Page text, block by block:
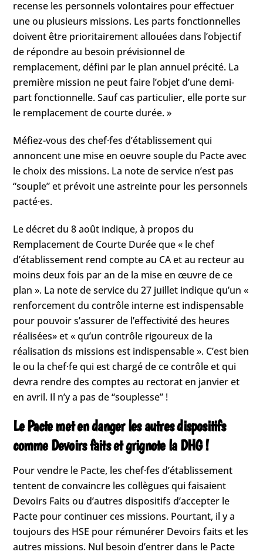
recense les personnels volontaires pour effectuer
une ou plusieurs missions. Les parts fonctionnelles
doivent être prioritairement allouées dans l’objectif
de répondre au besoin prévisionnel de
remplacement, défini par le plan annuel précité. La
première mission ne peut faire l’objet d’une demi-
part fonctionnelle. Sauf cas particulier, elle porte sur
le remplacement de courte durée. »
Méfiez-vous des chef·fes d’établissement qui
annoncent une mise en oeuvre souple du Pacte avec
le choix des missions. La note de service n’est pas
“souple” et prévoit une astreinte pour les personnels
pacté·es.
Le décret du 8 août indique, à propos du
Remplacement de Courte Durée que « le chef
d’établissement rend compte au CA et au recteur au
moins deux fois par an de la mise en œuvre de ce
plan ». La note de service du 27 juillet indique qu’un «
renforcement du contrôle interne est indispensable
pour pouvoir s’assurer de l’effectivité des heures
réalisées» et « qu’un contrôle rigoureux de la
réalisation ds missions est indispensable ». C’est bien
le ou la chef·fe qui est chargé de ce contrôle et qui
devra rendre des comptes au rectorat en janvier et
en avril. Il n’y a pas de “souplesse” !
Le Pacte met en danger les autres dispositifs
comme Devoirs faits et grignote la DHG !
Pour vendre le Pacte, les chef·fes d’établissement
tentent de convaincre les collègues qui faisaient
Devoirs Faits ou d’autres dispositifs d’accepter le
Pacte pour continuer ces missions. Pourtant, il y a
toujours des HSE pour rémunérer Devoirs faits et les
autres missions. Nul besoin d’entrer dans le Pacte